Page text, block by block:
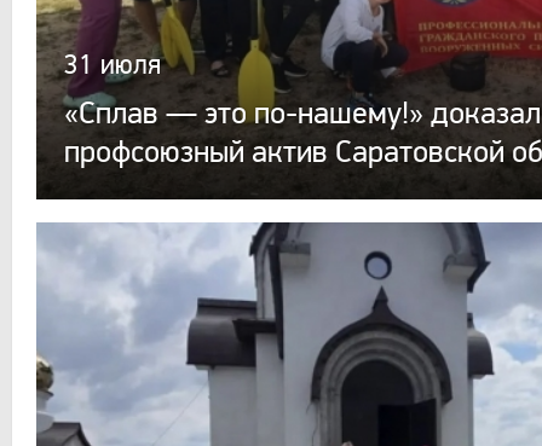
31 июля
«Сплав — это по-нашему!» доказал
профсоюзный актив Саратовской